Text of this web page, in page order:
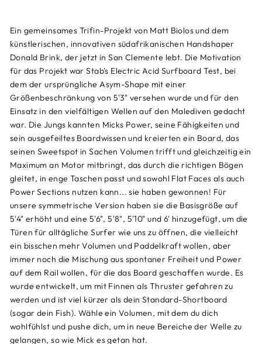
Ein gemeinsames Trifin-Projekt von Matt Biolos und dem
künstlerischen, innovativen südafrikanischen Handshaper
Donald Brink, der jetzt in San Clemente lebt. Die Motivation
für das Projekt war Stab's Electric Acid Surfboard Test, bei
dem der ursprüngliche Asym-Shape mit einer
Größenbeschränkung von 5'3" versehen wurde und für den
Einsatz in den vielfältigen Wellen auf den Malediven gedacht
war. Die Jungs kannten Micks Power, seine Fähigkeiten und
sein ausgefeiltes Boardwissen und kreierten ein Board, das
seinen Sweetspot in Sachen Volumen trifft und gleichzeitig ein
Maximum an Motor mitbringt, das durch die richtigen Bögen
gleitet, in enge Taschen passt und sowohl Flat Faces als auch
Power Sections nutzen kann... sie haben gewonnen! Für
unsere symmetrische Version haben sie die Basisgröße auf
5'4" erhöht und eine 5'6", 5'8", 5'10" und 6' hinzugefügt, um die
Türen für alltägliche Surfer wie uns zu öffnen, die vielleicht
ein bisschen mehr Volumen und Paddelkraft wollen, aber
immer noch die Mischung aus spontaner Freiheit und Power
auf dem Rail wollen, für die das Board geschaffen wurde. Es
wurde entwickelt, um mit Finnen als Thruster gefahren zu
werden und ist viel kürzer als dein Standard-Shortboard
(sogar dein Fish). Wähle ein Volumen, mit dem du dich
wohlfühlst und pushe dich, um in neue Bereiche der Welle zu
gelangen, so wie Mick es getan hat.